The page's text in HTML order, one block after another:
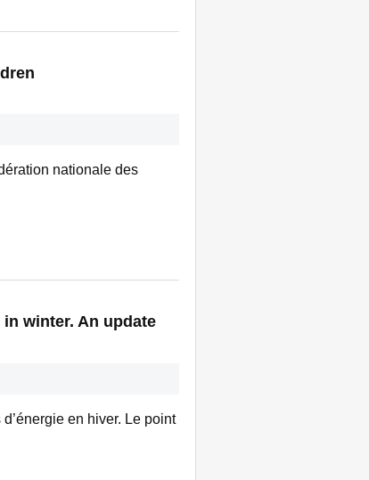
nationale des
winter. An update
en hiver. Le point